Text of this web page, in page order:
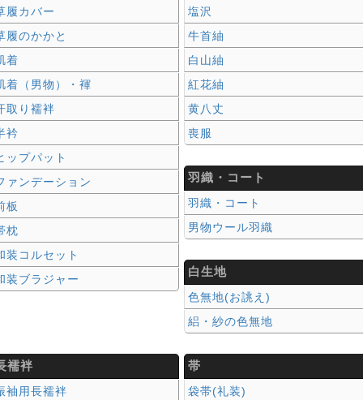
履カバー
履のかかと
着
着（男物）・褌
取り襦袢
衿
ップパット
ァンデーション
板
枕
装コルセット
装ブラジャー
塩沢
牛首紬
白山紬
紅花紬
黄八丈
喪服
羽織・コート
羽織・コート
男物ウール羽織
白生地
色無地(お誂え)
絽・紗の色無地
襦袢
袖用長襦袢
帯
袋帯(礼装)